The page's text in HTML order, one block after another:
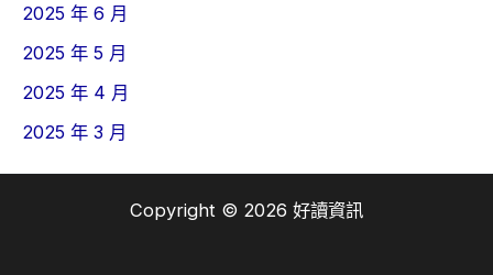
2025 年 6 月
2025 年 5 月
2025 年 4 月
2025 年 3 月
Copyright © 2026 好讀資訊